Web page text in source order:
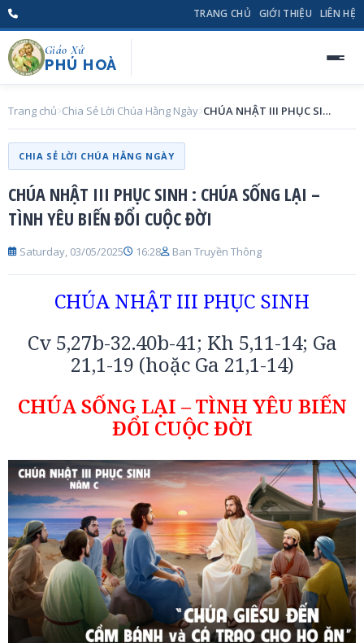
TRANG CHỦ GIỚI THIỆU LIÊN HỆ
Giáo Xứ
PHÚ HOÀ
Trang chủ Chia Sẻ Lời Chúa Hằng Ngày CHÚA NHẬT III PHỤC SINH : CHÚA SỐNG LẠI – TÌNH YÊU BIẾN ĐỔI CUỘC ĐỜI
CHIA SẺ LỜI CHÚA HẰNG NGÀY
CHÚA NHẬT III PHỤC SINH : CHÚA SỐNG LẠI –
TÌNH YÊU BIẾN ĐỔI CUỘC ĐỜI
Saturday, 03/05/2025 16:28 Ban Truyền Thông
CHÚA NHẬT III PHỤC SINH
Cv 5,27b-32.40b-41; Kh 5,11-14; Ga
21,1-19 (hoặc Ga 21,1-14)
CHÚA SỐNG LẠI – TÌNH YÊU BIẾN
ĐỔI CUỘC ĐỜI